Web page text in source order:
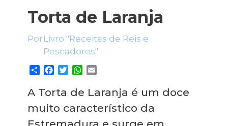
Reabilitação urbana
Urbanismo
Agenda do executivo
VISITAR
ESTUDAR
TEMPOS LIVRES
INVESTIR EM CASCAIS
Torta de Laranja
Livro "Receitas de Reis e
Pescadores"
S
a
e
F
c
b
o
T
t
e
W
a
s
A
E
a
l
A Torta de Laranja é um doce
muito característico da